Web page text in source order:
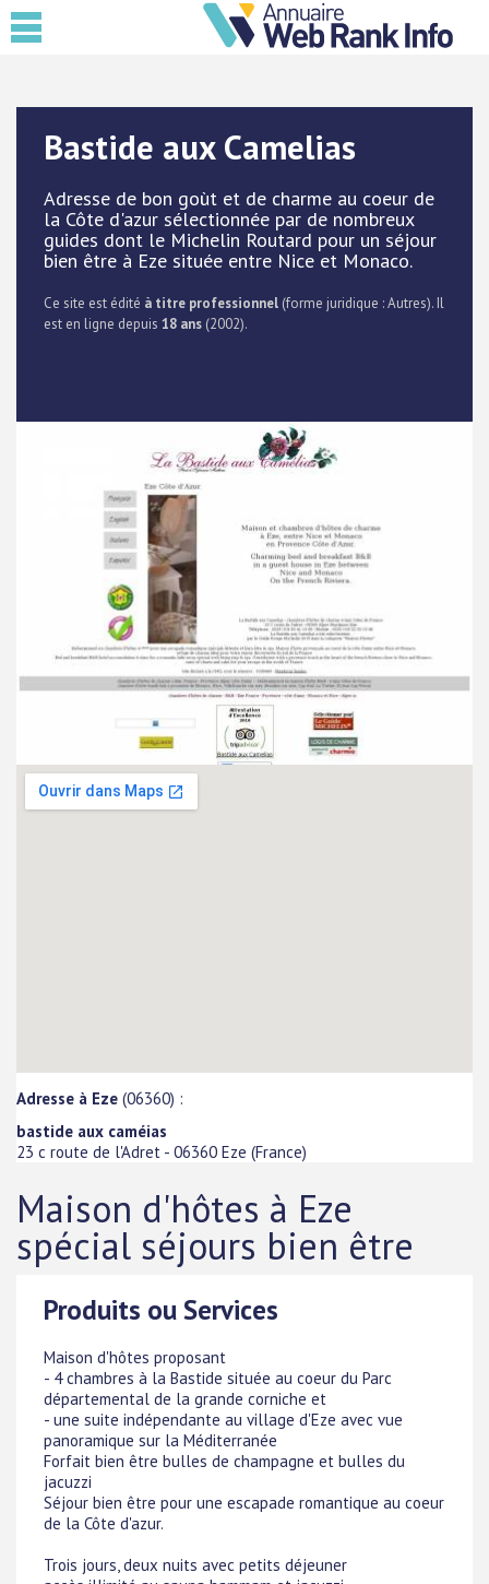
Bastide aux Camelias
Adresse de bon goùt et de charme au coeur de
la Côte d'azur sélectionnée par de nombreux
guides dont le Michelin Routard pour un séjour
bien être à Eze située entre Nice et Monaco.
Ce site est édité à titre professionnel (forme juridique : Autres). Il
est en ligne depuis 18 ans (2002).
Adresse à Eze (06360) :
bastide aux caméias
23 c route de l'Adret - 06360 Eze (France)
Maison d'hôtes à Eze
spécial séjours bien être
Produits ou Services
Maison d'hôtes proposant
- 4 chambres à la Bastide située au coeur du Parc
départemental de la grande corniche et
- une suite indépendante au village d'Eze avec vue
panoramique sur la Méditerranée
Forfait bien être bulles de champagne et bulles du
jacuzzi
Séjour bien être pour une escapade romantique au coeur
de la Côte d'azur.
Trois jours, deux nuits avec petits déjeuner